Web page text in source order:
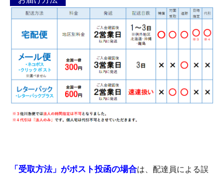
「受取方法」がポスト投函の場合は、配達員による誤